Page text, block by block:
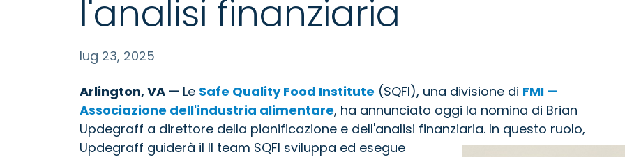
l'analisi finanziaria
lug 23, 2025
Arlington, VA — Le Safe Quality Food Institute (SQFI), una divisione di FMI —
Associazione dell'industria alimentare, ha annunciato oggi la nomina di Brian
Updegraff a direttore della pianificazione e dell'analisi finanziaria. In questo ruolo,
Updegraff guiderà il Il team SQFI sviluppa ed esegue